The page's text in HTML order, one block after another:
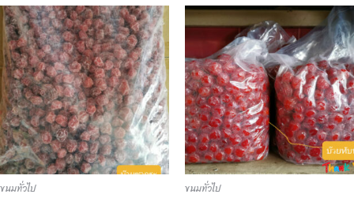
ขนมทั่วไป
This
product
has
multiple
variants.
The
options
may
be
ขนมทั่วไป
This
product
has
multiple
variants.
The
options
may
be